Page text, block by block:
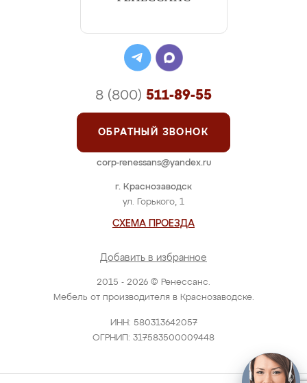
2015 - 2026 © Ренессанс.
Мебель от производителя в Краснозаводске.
ИНН: 580313642057
ОГРНИП: 317583500009448
г. Краснозаводск
ул. Горького, 1
СХЕМА ПРОЕЗДА
Добавить в избранное
8 (800) 511-89-55
ОБРАТНЫЙ ЗВОНОК
corp-renessans@yandex.ru